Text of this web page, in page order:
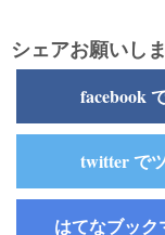
シェアお願いし
facebook
twitter で
はてなブック